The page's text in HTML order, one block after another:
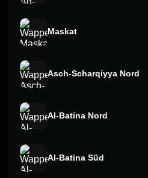
Maskat
Asch-Scharqiyya Nord
Al-Batina Nord
Al-Batina Süd